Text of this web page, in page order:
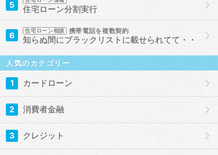
5 住宅ローン分割実行
6 住宅ローン相談 携帯電話を複数契約
知らぬ間にブラックリストに載せられてて・・
人気のカテゴリー
1 カードローン
2 消費者金融
3 クレジット